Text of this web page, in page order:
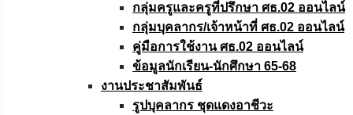
กลุ่มครูและครูที่ปรึกษา ศธ.02 ออนไลน์
กลุ่มบุคลากร/เจ้าหน้าที่ ศธ.02 ออนไลน์
คู่มือการใช้งาน ศธ.02 ออนไลน์
ข้อมูลนักเรียน-นักศึกษา 65-68
งานประชาสัมพันธ์
รูปบุคลากร ชุดแดงอาชีวะ